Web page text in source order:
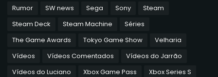
Rumor
SW news Sega Sony
Steam
Steam Deck
Steam Machine
Séries
The Game Awards
Tokyo Game Show
Velharia
Vídeos
Vídeos Comentados
Vídeos do Jarrão
Vídeos do Luciano
Xbox Game Pass
Xbox Series S